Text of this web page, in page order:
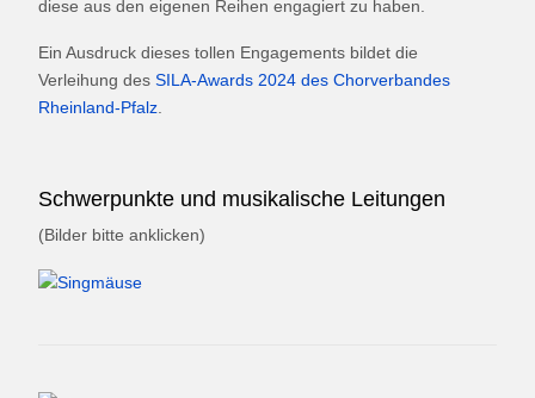
diese aus den eigenen Reihen engagiert zu haben.
Ein Ausdruck dieses tollen Engagements bildet die
Verleihung des SILA-Awards 2024 des Chorverbandes
Rheinland-Pfalz
Schwerpunkte und musikalische Leitungen
(Bilder bitte anklicken)